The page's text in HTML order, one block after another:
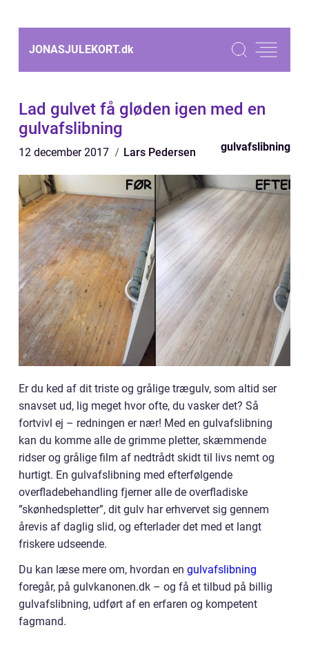
JONASJULEKORT.dk
Lad gulvet få gløden igen med en
gulvafslibning
12 december 2017 Lars Pedersen gulvafslibning
Er du ked af dit triste og grålige trægulv, som altid ser
snavset ud, lig meget hvor ofte, du vasker det? Så
fortvivl ej – redningen er nær! Med en gulvafslibning
kan du komme alle de grimme pletter, skæmmende
ridser og grålige film af nedtrådt skidt til livs nemt og
hurtigt. En gulvafslibning med efterfølgende
overfladebehandling fjerner alle de overfladiske
”skønhedspletter”, dit gulv har erhvervet sig gennem
årevis af daglig slid, og efterlader det med et langt
friskere udseende.
Du kan læse mere om, hvordan en gulvafslibning
foregår, på gulvkanonen.dk – og få et tilbud på billig
gulvafslibning, udført af en erfaren og kompetent
fagmand.